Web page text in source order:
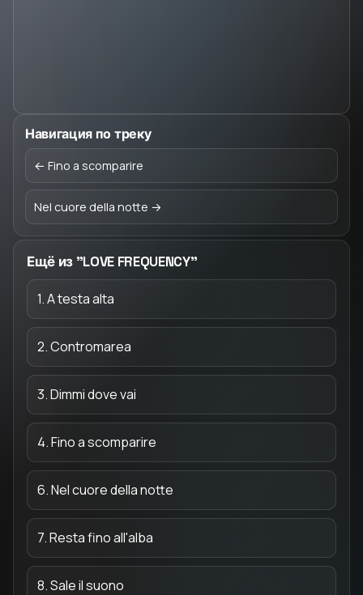
Навигация по треку
← Fino a scomparire
Nel cuore della notte →
Ещё из "LOVE FREQUENCY"
1. A testa alta
2. Contromarea
3. Dimmi dove vai
4. Fino a scomparire
6. Nel cuore della notte
7. Resta fino all'alba
8. Sale il suono